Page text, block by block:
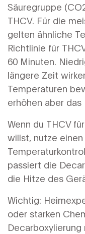
Säuregruppe
THCV. Für die
gelten ähnliche
Richtlinie für
60 Minuten.
längere Zeit
Temperaturen
erhöhen aber das
Wenn du THCV
willst, nutze
passiert die
die Hitze des
Wichtig:
oder starken